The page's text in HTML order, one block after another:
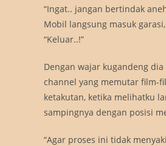
“Ingat.. jangan bertindak
Mobil langsung masuk
“Keluar..!”
Dengan wajar kugandeng
channel yang memutar film-
ketakutan, ketika melihatku
sampingnya dengan posisi
“Agar proses ini tidak